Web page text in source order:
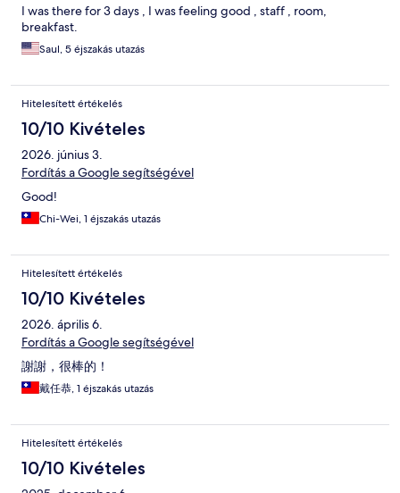
I was there for 3 days , I was feeling good , staff , room,
breakfast.
Saul, 5 éjszakás utazás
Hitelesített értékelés
10/10 Kivételes
2026. június 3.
Fordítás a Google segítségével
Good!
Chi-Wei, 1 éjszakás utazás
Hitelesített értékelés
10/10 Kivételes
2026. április 6.
Fordítás a Google segítségével
謝謝，很棒的！
戴任恭, 1 éjszakás utazás
Hitelesített értékelés
10/10 Kivételes